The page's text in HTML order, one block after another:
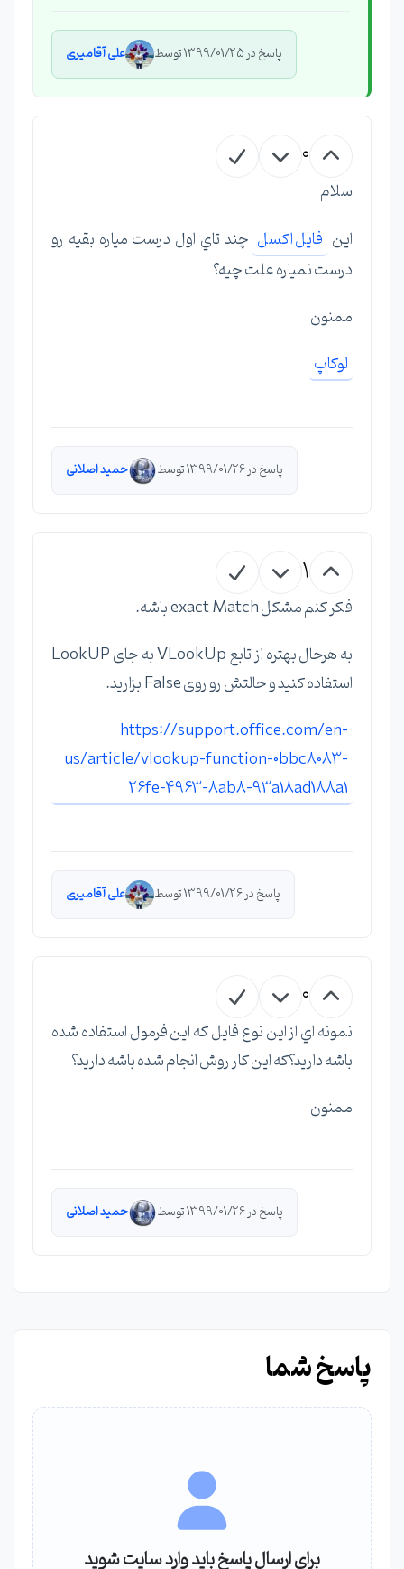
پاسخ در 1399/01/25 توسط علی آقامیری
0
سلام
اين فايل اكسل چند تاي اول درست مياره بقيه رو
درست نمياره علت چيه؟
ممنون
لوكاپ
پاسخ در 1399/01/26 توسط حمید اصلانی
1
فکر کنم مشکل exact Match باشه.
به هرحال بهتره از تابع VLookUp به جای LookUP
استفاده کنید و حالتش رو روی False بزارید.
https://support.office.com/en-
us/article/vlookup-function-0bbc8083-
26fe-4963-8ab8-93a18ad188a1
پاسخ در 1399/01/26 توسط علی آقامیری
0
نمونه اي از اين نوع فايل كه اين فرمول استفاده شده
باشه داريد؟كه اين كار روش انجام شده باشه داريد؟
ممنون
پاسخ در 1399/01/26 توسط حمید اصلانی
پاسخ شما
برای ارسال پاسخ باید وارد سایت شوید